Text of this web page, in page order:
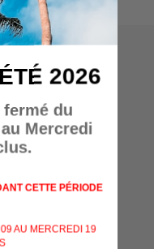
2026
du
Mercredi
CETTE PÉRIODE
AU MERCREDI 19